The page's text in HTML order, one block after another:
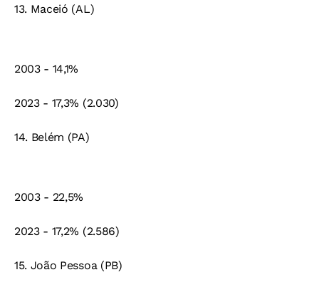
13. Maceió (AL)
2003 - 14,1%
2023 - 17,3% (2.030)
14. Belém (PA)
2003 - 22,5%
2023 - 17,2% (2.586)
15. João Pessoa (PB)